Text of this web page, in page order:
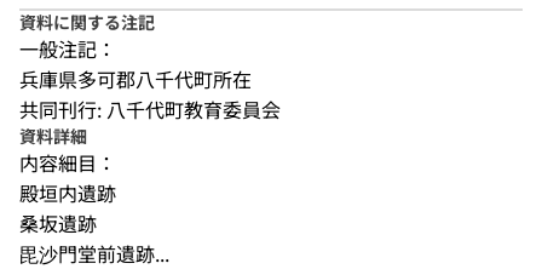
資料に関する注記
一般注記：
兵庫県多可郡八千代町所在
共同刊行: 八千代町教育委員会
資料詳細
内容細目：
殿垣内遺跡
桑坂遺跡
毘沙門堂前遺跡...